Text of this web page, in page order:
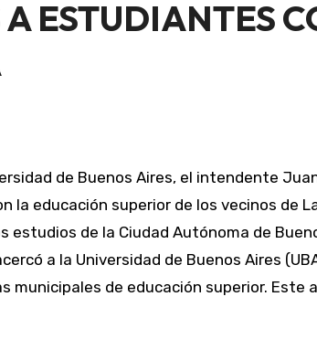
ESTUDIANTES
de Buenos Aires, el intendente
la educación superior de los vecinos de
de la Ciudad Autónoma de
de educación superior. Este